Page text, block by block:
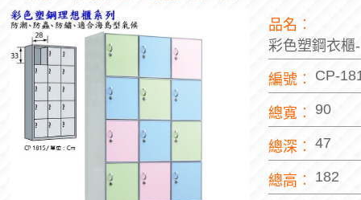
品名︰
彩色塑鋼衣
編號︰ CP-
總寬︰ 90
總深︰ 47
總高︰ 182